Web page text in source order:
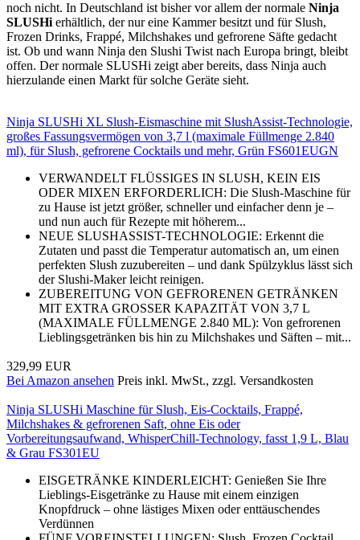
noch nicht. In Deutschland ist bisher vor allem der normale Ninja
SLUSHi erhältlich, der nur eine Kammer besitzt und für Slush,
Frozen Drinks, Frappé, Milchshakes und gefrorene Säfte gedacht
ist. Ob und wann Ninja den Slushi Twist nach Europa bringt, bleibt
offen. Der normale SLUSHi zeigt aber bereits, dass Ninja auch
hierzulande einen Markt für solche Geräte sieht.
Ninja SLUSHi XL Slush-Eismaschine mit SlushAssist-Technologie,
großes Fassungsvermögen von 3,7 l (maximale Füllmenge 2.840
ml), für Slush, gefrorene Cocktails und mehr, Grün FS601EUGN
VERWANDELT FLÜSSIGES IN SLUSH, KEIN EIS
ODER MIXEN ERFORDERLICH: Die Slush-Maschine für
zu Hause ist jetzt größer, schneller und einfacher denn je –
und nun auch für Rezepte mit höherem...
NEUE SLUSHASSIST-TECHNOLOGIE: Erkennt die
Zutaten und passt die Temperatur automatisch an, um einen
perfekten Slush zuzubereiten – und dank Spülzyklus lässt sich
der Slushi-Maker leicht reinigen.
ZUBEREITUNG VON GEFRORENEN GETRÄNKEN
MIT EXTRA GROSSER KAPAZITÄT VON 3,7 L
(MAXIMALE FÜLLMENGE 2.840 ML): Von gefrorenen
Lieblingsgetränken bis hin zu Milchshakes und Säften – mit...
329,99 EUR
Bei Amazon ansehen Preis inkl. MwSt., zzgl. Versandkosten
Ninja SLUSHi Maschine für Slush, Eis-Cocktails, Frappé,
Milchshakes & gefrorenen Saft, ohne Eis oder
Vorbereitungsaufwand, WhisperChill-Technology, fasst 1,9 L, Blau
& Grau FS301EU
EISGETRÄNKE KINDERLEICHT: Genießen Sie Ihre
Lieblings-Eisgetränke zu Hause mit einem einzigen
Knopfdruck – ohne lästiges Mixen oder enttäuschendes
Verdünnen